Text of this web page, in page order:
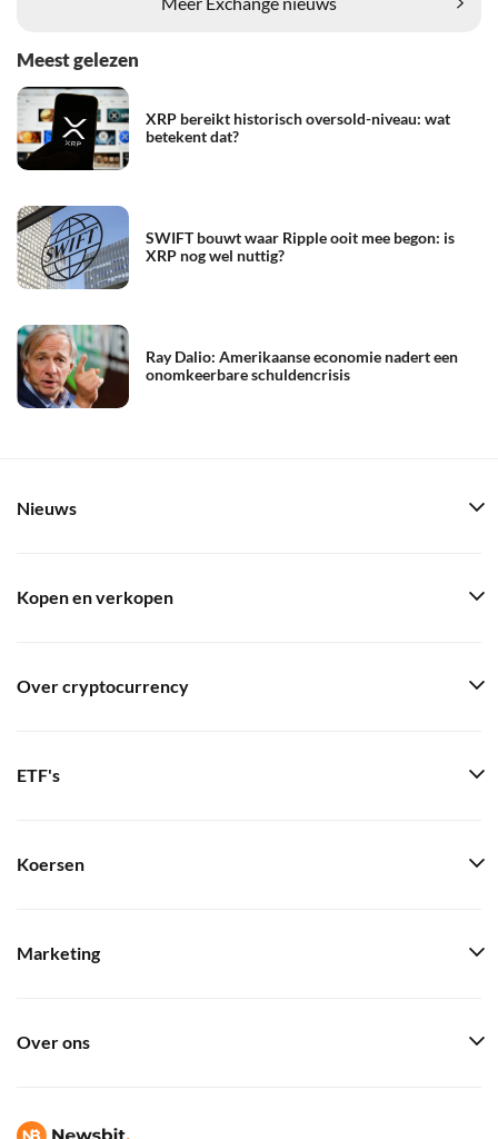
Meest gelezen
XRP bereikt historisch oversold-niveau: wat
betekent dat?
SWIFT bouwt waar Ripple ooit mee begon: is
XRP nog wel nuttig?
Ray Dalio: Amerikaanse economie nadert een
onomkeerbare schuldencrisis
Nieuws
Kopen en verkopen
Over cryptocurrency
ETF's
Koersen
Marketing
Over ons